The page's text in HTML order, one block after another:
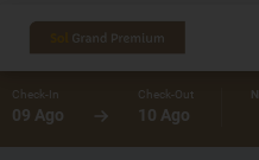
Check-In
09 Ago
Check-Out
10 Ago